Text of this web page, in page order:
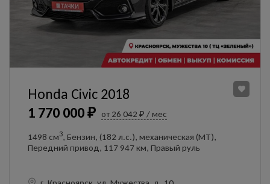
1 770 000 ₽ от 26 042 ₽ / мес
Honda Civic 2018
1498 см3, Бензин, (182 л.с.), механическая (MT),
Передний привод, 117 947 км, Правый руль